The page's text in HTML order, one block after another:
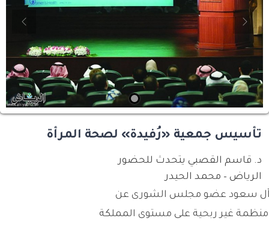
Next
تأسيس جمعية «رُفيدة» لصحة المرأة
د. قاسم القصبي يتحدث للحضور
الرياض – محمد الحيدر
آل سعود عضو مجلس الشورى عن
غير ربحية على مستوى المملكة